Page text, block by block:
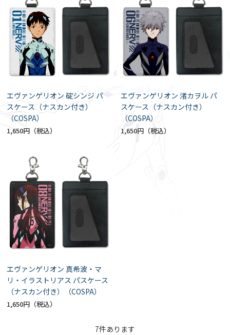
エヴァンゲリオン 碇シンジ パ
スケース（ナスカン付き）
（COSPA）
1,650円
エヴァンゲリオン 渚カヲル パ
スケース（ナスカン付き）
（COSPA）
1,650円
エヴァンゲリオン 真希波・マ
リ・イラストリアス パスケース
（ナスカン付き）（COSPA）
1,650円
7件あります